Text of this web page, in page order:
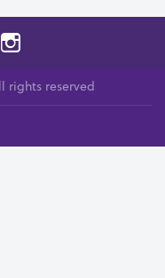
rights reserved